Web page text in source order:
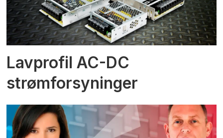
Lavprofil AC-DC
strømforsyninger